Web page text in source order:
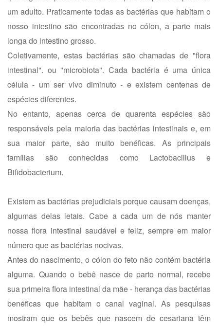
um adulto. Praticamente todas as bactérias que habitam o
nosso intestino são encontradas no cólon, a parte mais
longa do intestino grosso.
Coletivamente, estas bactérias são chamadas de "flora
intestinal". ou "microbiota". Cada bactéria é uma única
célula - um ser vivo diminuto - e existem centenas de
espécies diferentes.
No entanto, apenas cerca de quarenta espécies são
responsáveis pela maioria das bactérias intestinais e, em
sua maior parte, são muito benéficas. As principais
famílias são conhecidas como Lactobacillus e
Bifidobacterium.
Existem as bactérias prejudiciais porque causam doenças,
algumas delas letais. Cabe a cada um de nós manter
nossa flora intestinal saudável e feliz, sempre em maior
número que as bactérias nocivas.
Antes do nascimento, o cólon do feto não contém bactéria
alguma. Quando o bebê nasce de parto normal, recebe
sua primeira flora intestinal da mãe - herança das bactérias
benéficas que habitam o canal vaginal. As pesquisas
mostram que os bebês que nascem de cesariana têm